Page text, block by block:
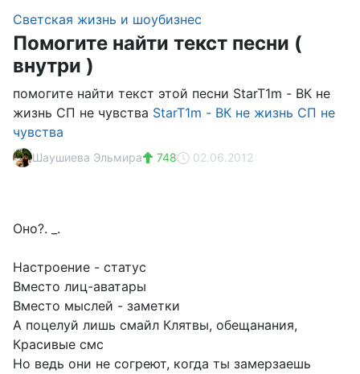
Светская жизнь и шоубизнес
Помогите найти текст песни (
внутри )
помогите найти текст этой песни StarT1m - ВК не
жизнь СП не чувства StarT1m - ВК не жизнь СП не
чувства
Шаушиева Эльмира 748 02.06.2012
Оно?. _.
Настроение - статус
Вместо лиц-аватары
Вместо мыслей - заметки
А поцелуй лишь смайл Клятвы, обещанания,
Красивые смс
Но ведь они не согреют, когда ты замерзаешь